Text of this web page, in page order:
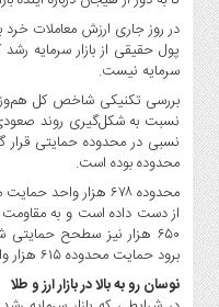
غذایی
سیاسی
و
بین
الملل
نگاه
روز
گوناگون
در روز جاری ارزش معاملات
پول حقیقی از بازار سرمایه
سرمایه نیست.
بررسی تکنیکی شاخص کل
نسبت به شکل‌گیری روند
محدوده بوده است.
محدوده ۶۷۸ هزار
از دست داده است و به
۶۵۰ هزار نیز سطحح
برود حمایت محدوده ۶۱۵ هزار واحد در دسترس قرار می‌گیرد.
نوسان رو به بالا در بازار ارز و طلا